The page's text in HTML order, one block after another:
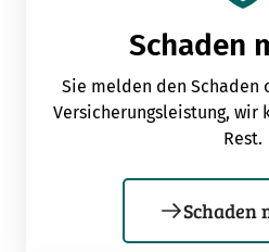
Schaden
Sie melden den Schaden
Versicherungsleistung, wir
Rest.
Schaden